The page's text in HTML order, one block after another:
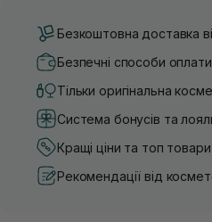
Безкоштовна доставка
Безпечні способи оплати
Тільки оригінальна
Система бонусів та
Кращі ціни та топ товари
Рекомендації від